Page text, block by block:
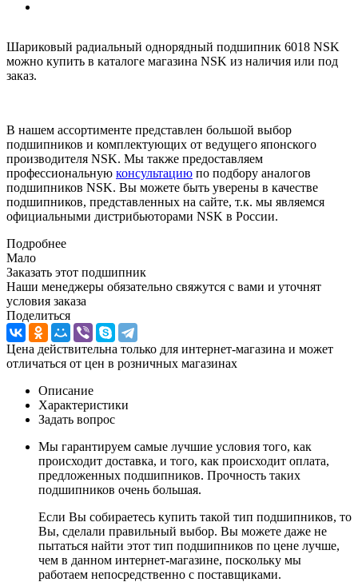
Шариковый радиальный однорядный подшипник 6018 NSK
можно купить в каталоге магазина NSK из наличия или под
заказ.
В нашем ассортименте представлен большой выбор
подшипников и комплектующих от ведущего японского
производителя NSK. Мы также предоставляем
профессиональную консультацию по подбору аналогов
подшипников NSK. Вы можете быть уверены в качестве
подшипников, представленных на сайте, т.к. мы являемся
официальными дистрибьюторами NSK в России.
Подробнее
Мало
Заказать этот подшипник
Наши менеджеры обязательно свяжутся с вами и уточнят
условия заказа
Поделиться
Цена действительна только для интернет-магазина и может
отличаться от цен в розничных магазинах
Описание
Характеристики
Задать вопрос
Мы гарантируем самые лучшие условия того, как
происходит доставка, и того, как происходит оплата,
предложенных подшипников. Прочность таких
подшипников очень большая.
Если Вы собираетесь купить такой тип подшипников, то
Вы, сделали правильный выбор. Вы можете даже не
пытаться найти этот тип подшипников по цене лучше,
чем в данном интернет-магазине, поскольку мы
работаем непосредственно с поставщиками.